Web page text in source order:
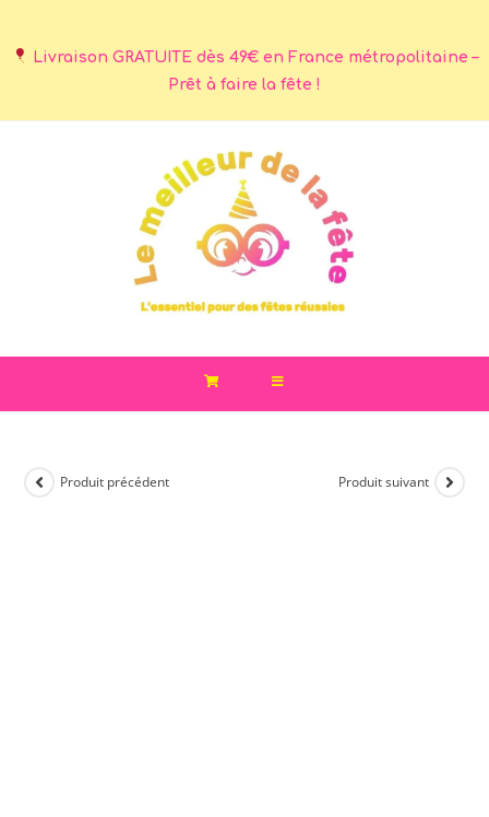
Livraison GRATUITE dès 49€ en France métropolitaine –
Prêt à faire la fête !
Produit précédent Produit suivant